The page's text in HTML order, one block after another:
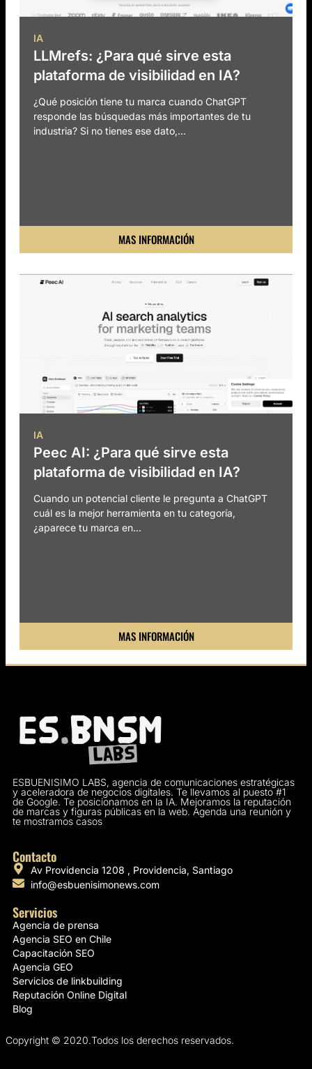
IA
LLMrefs: ¿Para qué sirve esta
plataforma de visibilidad en IA?
¿Qué posición tiene tu marca cuando ChatGPT
responde las búsquedas más importantes de tu
industria? Si no tienes ese dato,...
MAS INFORMACIÓN
IA
Peec AI: ¿Para qué sirve esta
plataforma de visibilidad en IA?
Cuando un potencial cliente le pregunta a ChatGPT
cuál es la mejor herramienta en tu categoría,
¿aparece tu marca en...
MAS INFORMACIÓN
ESBUENISIMO LABS, agencia de comunicaciones estratégicas
y aceleradora de negocios digitales. Te llevamos al puesto #1
de Google. Te posicionamos en la IA. Mejoramos la reputación
de marcas y figuras públicas en la web. Agenda una reunión y
te mostramos casos
Contacto
Av Providencia 1208 , Providencia, Santiago
info@esbuenisimonews.com
Servicios
Agencia de prensa
Agencia SEO en Chile
Capacitación SEO
Agencia GEO
Servicios de linkbuilding
Reputación Online Digital
Blog
Copyright © 2020.Todos los derechos reservados.